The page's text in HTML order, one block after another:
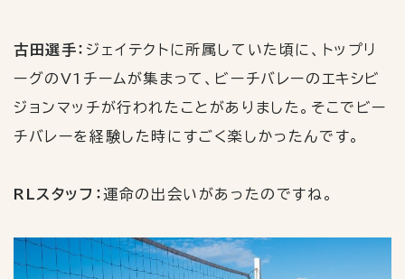
古田選手： ジェイテクトに所属していた頃に、トップリ
ーグのV1 チームが集まって、ビーチバレーのエキシビ
ジョンマッチが行われたことがありました。そこでビー
チバレーを経験した時にすごく楽しかったんです。
RLスタッフ：運命の出会いがあったのですね。